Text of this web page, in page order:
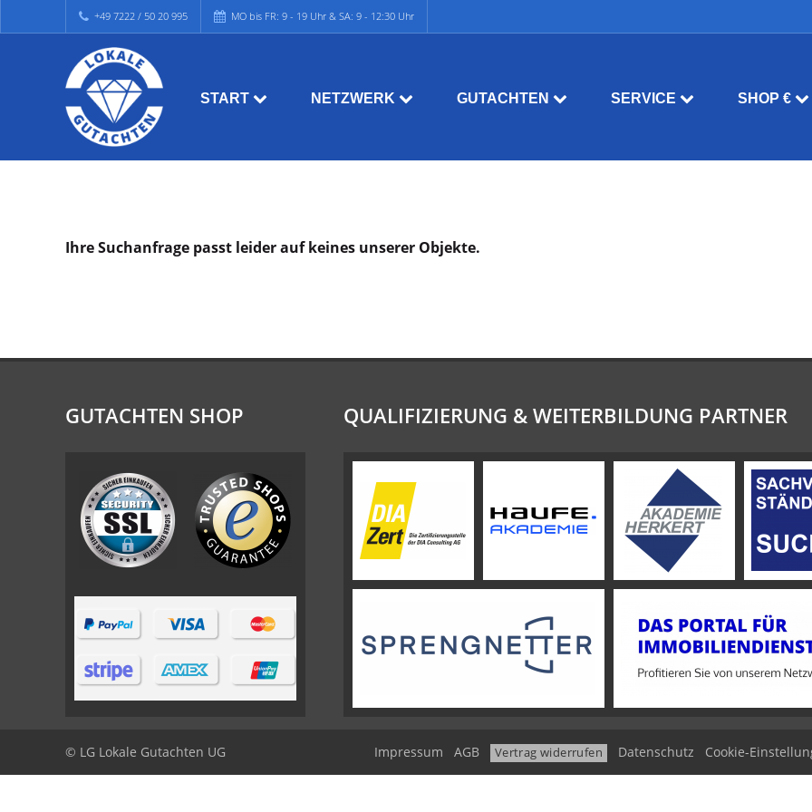
+49 7222 / 50 20 995 MO bis FR: 9 - 19 Uhr & SA: 9 - 12:30 Uhr
START NETZWERK GUTACHTEN SERVICE SHOP €
Ihre Suchanfrage passt leider auf keines unserer Objekte.
GUTACHTEN SHOP QUALIFIZIERUNG & WEITERBILDUNG PARTNER
© LG Lokale Gutachten UG Impressum AGB Vertrag widerrufen Datenschutz Cookie-